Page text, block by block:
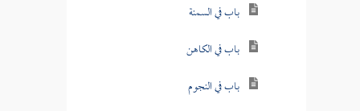
باب في السمنة
باب في الكاهن
باب في النجوم